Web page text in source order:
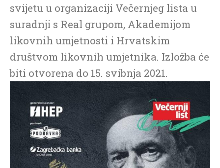
svijetu u organizaciji Večernjeg lista u
suradnji s Real grupom, Akademijom
likovnih umjetnosti i Hrvatskim
društvom likovnih umjetnika. Izložba će
biti otvorena do 15. svibnja 2021.